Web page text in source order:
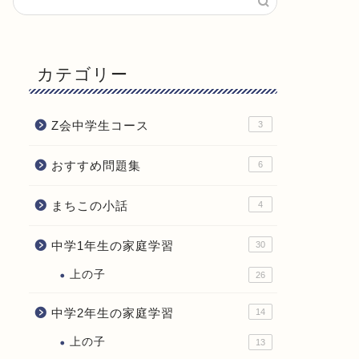
カテゴリー
Z会中学生コース 3
おすすめ問題集 6
まちこの小話 4
中学1年生の家庭学習 30
上の子 26
中学2年生の家庭学習 14
上の子 13